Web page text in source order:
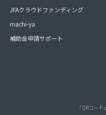
JFAクラウドファンディング
machi-ya
補助金申請サポート
「QRコー